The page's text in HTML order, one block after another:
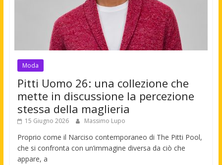
Moda
Pitti Uomo 26: una collezione che
mette in discussione la percezione
stessa della maglieria
15 Giugno 2026 Massimo Lupo
Proprio come il Narciso contemporaneo di The Pitti Pool,
che si confronta con un’immagine diversa da ciò che
appare, a